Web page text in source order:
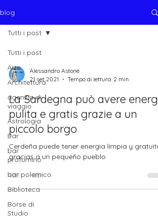
blog
Tutti i post
Arte
Architettura
agenzia di
viaggio
Astrologia
Bar
bar
profumino
bar polemico
Biblioteca
Borse di
Studio
Tutti i post
Alessandro Astone
21 set 2021
Tempo di lettura: 2 min
La Sardegna può avere
pulita e gratis grazie a un
piccolo borgo
Cerdeña puede tener energia limpia y gratuita
gracias a un pequeño pueblo